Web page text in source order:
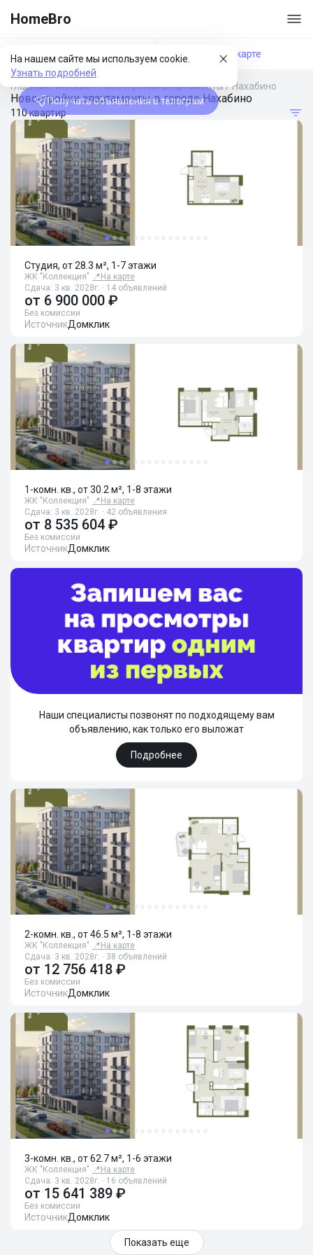
HomeBro
На нашем сайте мы используем cookie.
Узнать подробней
Получать объявления в телеграм
Фильтры На карте
Главная/Москва/Новостройки апартаменты/ Нахабино
Новостройки апартаменты в городе Нахабино
110 квартир
Студия, от 28.3 м², 1-7 этажи
ЖК "Коллекция" 📍 На карте
Сдача: 3 кв. 2028г. · 14 объявлений
от 6 900 000 ₽
Без комиссии
ИсточникДомклик
1-комн. кв., от 30.2 м², 1-8 этажи
ЖК "Коллекция" 📍 На карте
Сдача: 3 кв. 2028г. · 42 объявления
от 8 535 604 ₽
Без комиссии
ИсточникДомклик
Наши специалисты позвонят по подходящему вам
объявлению, как только его выложат
Подробнее
2-комн. кв., от 46.5 м², 1-8 этажи
ЖК "Коллекция" 📍 На карте
Сдача: 3 кв. 2028г. · 38 объявлений
от 12 756 418 ₽
Без комиссии
ИсточникДомклик
3-комн. кв., от 62.7 м², 1-6 этажи
ЖК "Коллекция" 📍 На карте
Сдача: 3 кв. 2028г. · 16 объявлений
от 15 641 389 ₽
Без комиссии
ИсточникДомклик
Показать еще